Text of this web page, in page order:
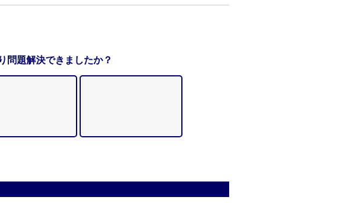
問題解決できましたか？